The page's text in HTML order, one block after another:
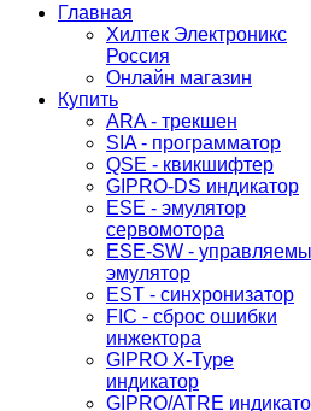
Главная
Хилтек Электроникс
Россия
Онлайн магазин
Купить
ARA - трекшен
SIA - программатор
QSE - квикшифтер
GIPRO-DS индикатор
ESE - эмулятор
сервомотора
ESE-SW -
эмулятор
EST - синхронизатор
FIC - сброс ошибки
инжектора
GIPRO X-Type
индикатор
GIPRO/ATRE